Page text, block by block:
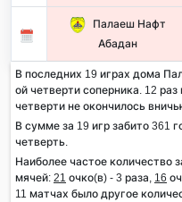
Палаеш Нафт
Абадан
В последних 19 играх дома
ой четверти соперника. 12
четверти не окончилось
В сумме за 19 игр забито 361
четверть.
Наиболее частое количество
мячей: 21 очко(в) - 3 раза, 16
11 матчах было другое